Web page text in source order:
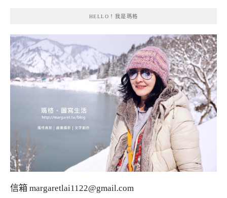
HELLO！我是瑪格
信箱 margaretlai1122@gmail.com